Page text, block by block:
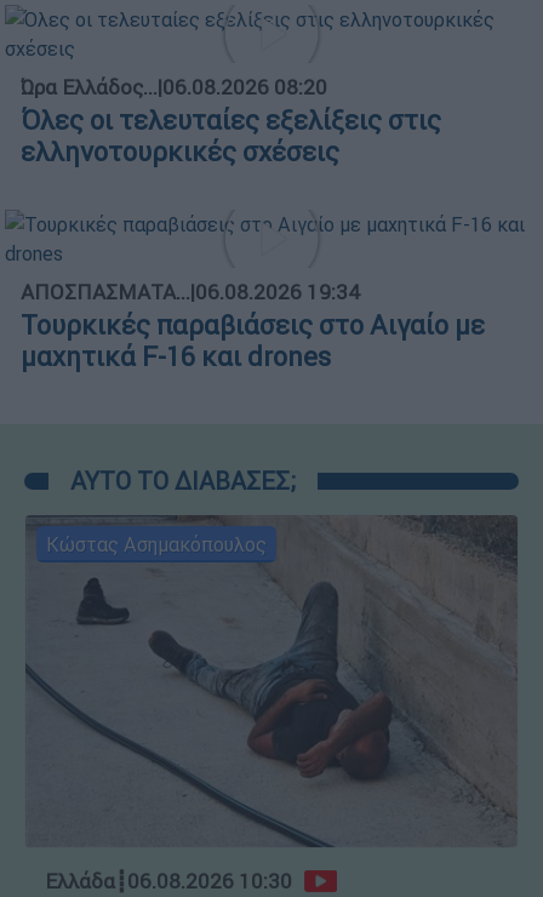
Ώρα Ελλάδος...|06.08.2026 08:20
Όλες οι τελευταίες εξελίξεις στις
ελληνοτουρκικές σχέσεις
ΑΠΟΣΠΑΣΜΑΤΑ...|06.08.2026 19:34
Τουρκικές παραβιάσεις στο Αιγαίο με
μαχητικά F-16 και drones
ΑΥΤΟ ΤΟ ΔΙΑΒΑΣΕΣ;
Κώστας Ασημακόπουλος
Ελλάδα┋06.08.2026 10:30